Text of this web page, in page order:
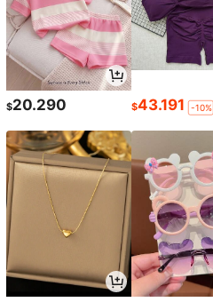
$20.290 $43.191 -10%